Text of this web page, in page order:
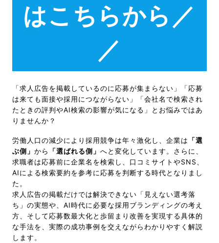
はこちらから／
／
「求人広告を掲載しているのに応募が集まらない」「応募
は来ても面接や採用につながらない」「会社名で検索され
たときの評判やAI検索の影響が気になる」とお悩みではあ
りませんか？
労働人口の減少により採用競争は年々激化し、企業は 「選
ぶ側」から 「選ばれる側」へと変化しています。さらに、
求職者は応募前に企業名を検索し、口コミサイトやSNS、
AIによる検索要約を参考に応募を判断する時代となりまし
た。
求人広告の掲載だけでは解決できない「見えない選考落
ち」の実態や、AI時代に必要な採用ブランディングの考え
方、そして応募数最大化と歩留まり改善を実現する具体的
な手法を、実際の成功事例を交えながらわかりやすく解説
します。